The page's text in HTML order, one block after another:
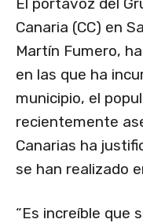
Canaria (CC) en
Martín Fumero,
en las que ha
municipio, el
recientemente
Canarias ha
se han realizado
“Es increíble que